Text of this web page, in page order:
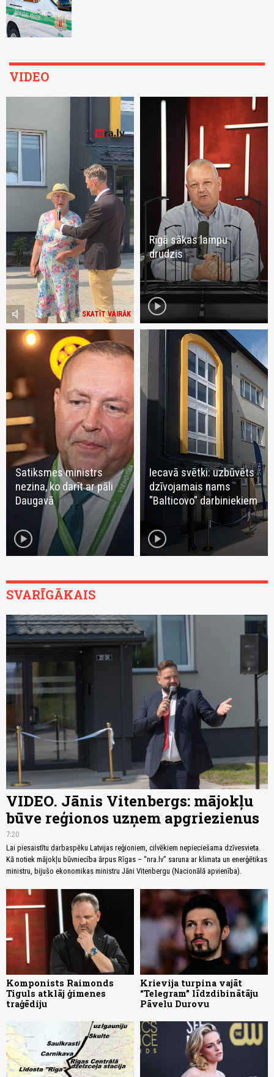
VIDEO
SKATĪT VAIRĀK
volume_mute
Rīgā sākas lampu
drudzis
play_circle
Satiksmes ministrs
nezina, ko darīt ar pāli
Daugavā
play_circle
Iecavā svētki: uzbūvēts
dzīvojamais nams
"Balticovo" darbiniekiem
play_circle
SVARĪGĀKAIS
VIDEO. Jānis Vitenbergs: mājokļu
būve reģionos uzņem apgriezienus
7:20
Lai piesaistītu darbaspēku Latvijas reģioniem, cilvēkiem nepieciešama dzīvesvieta.
Kā notiek mājokļu būvniecība ārpus Rīgas – “nra.lv” saruna ar klimata un enerģētikas
ministru, bijušo ekonomikas ministru Jāni Vitenbergu (Nacionālā apvienība).
Komponists Raimonds
Tiguls atklāj ģimenes
traģēdiju
Krievija turpina vajāt
“Telegram” līdzdibinātāju
Pāvelu Durovu